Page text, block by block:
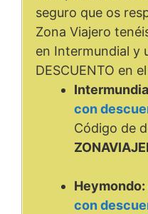
seguro que os
Zona Viajero
en Intermundial y
DESCUENTO en
con
Código de
Heymondo:
con